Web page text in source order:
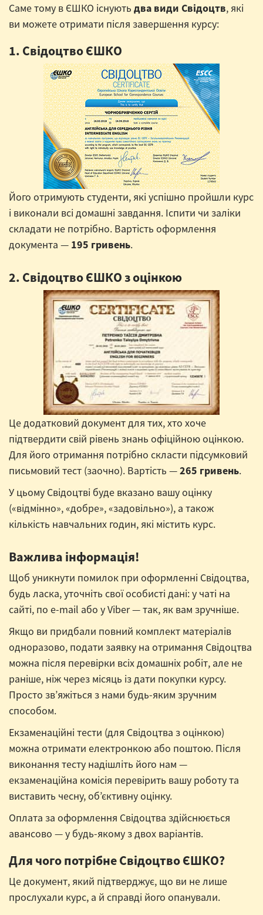
Саме тому в ЄШКО існують два види Свідоцтв, які
ви можете отримати після завершення курсу:
1. Свідоцтво ЄШКО
Його отримують студенти, які успішно пройшли курс
і виконали всі домашні завдання. Іспити чи заліки
складати не потрібно. Вартість оформлення
документа — 195 гривень.
2. Свідоцтво ЄШКО з оцінкою
Це додатковий документ для тих, хто хоче
підтвердити свій рівень знань офіційною оцінкою.
Для його отримання потрібно скласти підсумковий
письмовий тест (заочно). Вартість —265 гривень.
У цьому Свідоцтві буде вказано вашу оцінку
(«відмінно», «добре», «задовільно»), а також
кількість навчальних годин, які містить курс.
Важлива інформація!
Щоб уникнути помилок при оформленні Свідоцтва,
будь ласка, уточніть свої особисті дані: у чаті на
сайті, по e-mail або у Viber — так, як вам зручніше.
Якщо ви придбали повний комплект матеріалів
одноразово, подати заявку на отримання Свідоцтва
можна після перевірки всіх домашніх робіт, але не
раніше, ніж через місяць із дати покупки курсу.
Просто зв’яжіться з нами будь-яким зручним
способом.
Екзаменаційні тести (для Свідоцтва з оцінкою)
можна отримати електронкою або поштою. Після
виконання тесту надішліть його нам —
екзаменаційна комісія перевірить вашу роботу та
виставить чесну, об’єктивну оцінку.
Оплата за оформлення Свідоцтва здійснюється
авансово — у будь-якому з двох варіантів.
Для чого потрібне Свідоцтво ЄШКО?
Це документ, який підтверджує, що ви не лише
прослухали курс, а й справді його опанували.